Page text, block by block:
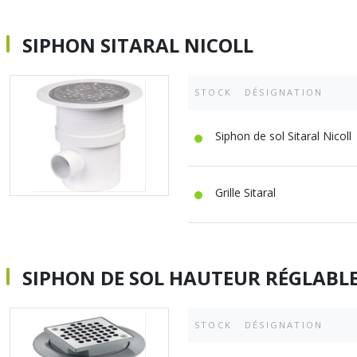
SIPHON SITARAL NICOLL
STOCK DÉSIGNATION
Siphon de sol Sitaral Nicoll
Grille Sitaral
SIPHON DE SOL HAUTEUR
STOCK DÉSIGNATION